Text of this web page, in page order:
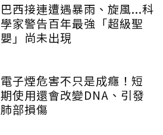
巴西接連遭遇暴雨、旋風...科
學家警告百年最強「超級聖
嬰」尚未出現
電子煙危害不只是成癮！短
期使用還會改變DNA、引發
肺部損傷